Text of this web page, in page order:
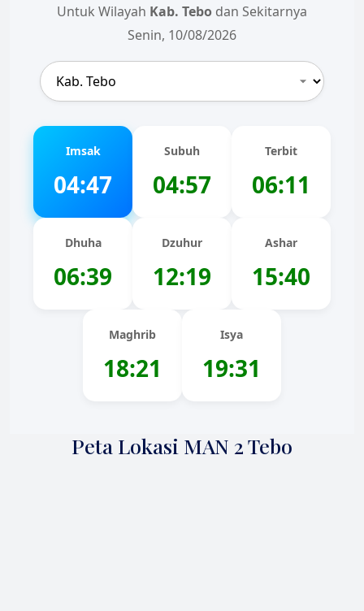
Untuk Wilayah Kab. Tebo dan Sekitarnya
Senin, 10/08/2026
Imsak
04:47
Subuh
04:57
Terbit
06:11
Dhuha
06:39
Dzuhur
12:19
Ashar
15:40
Maghrib
18:21
Isya
19:31
Peta Lokasi MAN 2 Tebo